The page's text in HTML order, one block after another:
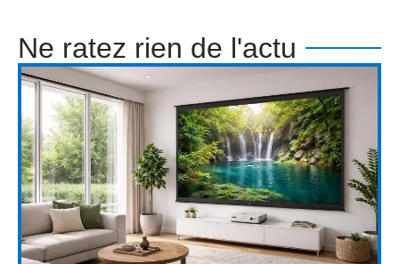
Ne ratez rien de l'actu